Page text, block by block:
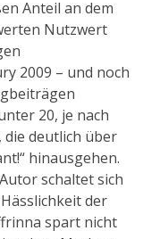
Anteil an dem
Nutzwert
2009 – und noch
20, je nach
die deutlich über
hinausgehen.
schaltet sich
der
spart nicht